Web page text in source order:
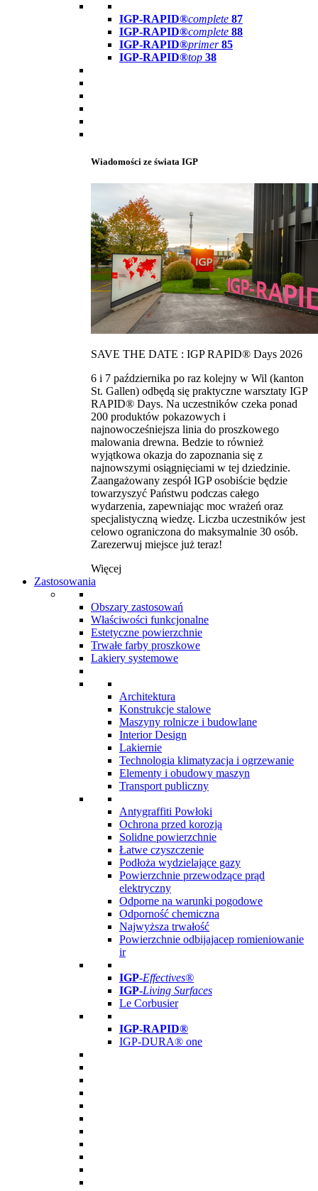
IGP-RAPID®complete 87
IGP-RAPID®complete 88
IGP-RAPID®primer 85
IGP-RAPID®top 38
Wiadomości ze świata IGP
SAVE THE DATE : IGP RAPID® Days 2026
6 i 7 października po raz kolejny w Wil (kanton
St. Gallen) odbędą się praktyczne warsztaty IGP
RAPID® Days. Na uczestników czeka ponad
200 produktów pokazowych i
najnowocześniejsza linia do proszkowego
malowania drewna. Bedzie to również
wyjątkowa okazja do zapoznania się z
najnowszymi osiągnięciami w tej dziedzinie.
Zaangażowany zespół IGP osobiście będzie
towarzyszyć Państwu podczas całego
wydarzenia, zapewniając moc wrażeń oraz
specjalistyczną wiedzę. Liczba uczestników jest
celowo ograniczona do maksymalnie 30 osób.
Zarezerwuj miejsce już teraz!
Więcej
Zastosowania
Obszary zastosowań
Właściwości funkcjonalne
Estetyczne powierzchnie
Trwałe farby proszkowe
Lakiery systemowe
Architektura
Konstrukcje stalowe
Maszyny rolnicze i budowlane
Interior Design
Lakiernie
Technologia klimatyzacja i ogrzewanie
Elementy i obudowy maszyn
Transport publiczny
Antygraffiti Powłoki
Ochrona przed korozją
Solidne powierzchnie
Łatwe czyszczenie
Podłoża wydzielające gazy
Powierzchnie przewodzące prąd
elektryczny
Odporne na warunki pogodowe
Odporność chemiczna
Najwyższa trwałość
Powierzchnie odbijajacep romieniowanie
ir
IGP-Effectives®
IGP-Living Surfaces
Le Corbusier
IGP-RAPID®
IGP-DURA® one